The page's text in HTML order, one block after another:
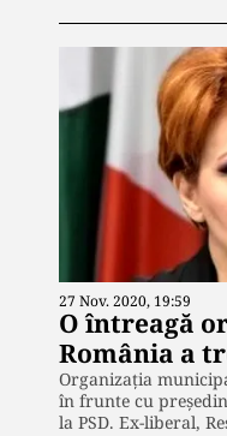
27 Nov. 2020, 19:59
O întreagă
România a
Organizația
în frunte cu
la PSD. Ex-liberal,